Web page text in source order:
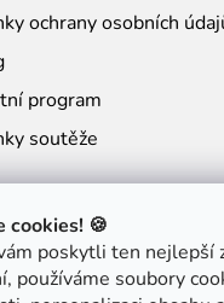
cookies! 🍪
poskytli ten nejlepší
používáme soubory
ochrany osobních
program
soutěže